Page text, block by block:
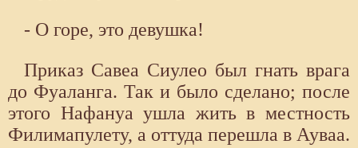
- О горе, это девушка!
Приказ Савеа Сиулео был гнать врага
до Фуаланга. Так и было сделано; после
этого Нафануа ушла жить в местность
Филимапулету, а оттуда перешла в Ауваа.